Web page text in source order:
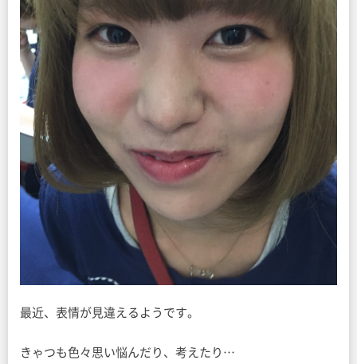
最近、表情が見違えるようです。
きゃつも色々思い悩んだり、考えたり…